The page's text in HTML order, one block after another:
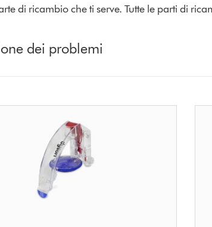
di ricambio che ti serve. Tutte le parti di
dei problemi